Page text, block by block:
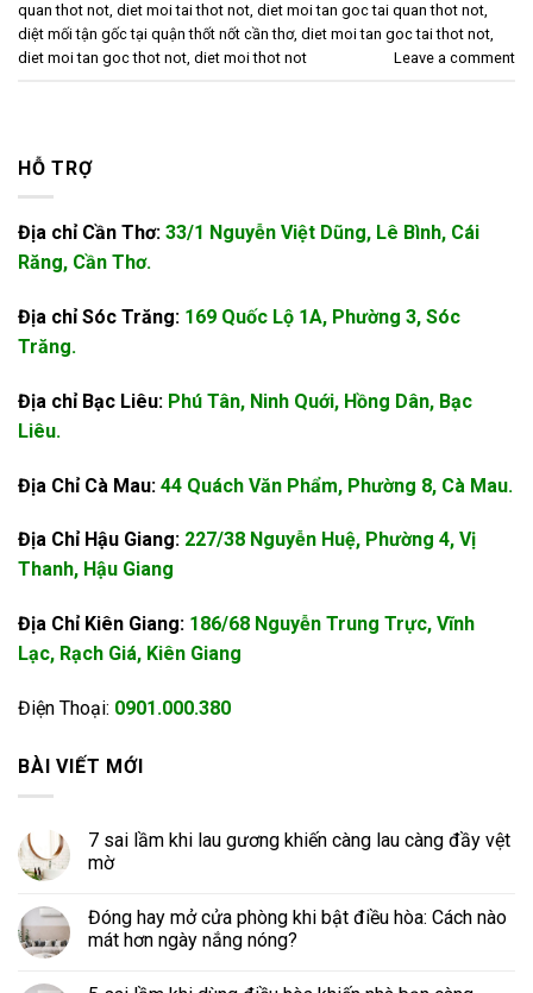
quan thot not, diet moi tai thot not, diet moi tan goc tai quan thot not,
diệt mối tận gốc tại quận thốt nốt cần thơ, diet moi tan goc tai thot not,
diet moi tan goc thot not, diet moi thot not Leave a comment
HỖ TRỢ
Địa chỉ Cần Thơ: 33/1 Nguyễn Việt Dũng, Lê Bình, Cái
Răng, Cần Thơ.
Địa chỉ Sóc Trăng: 169 Quốc Lộ 1A, Phường 3, Sóc
Trăng.
Địa chỉ Bạc Liêu: Phú Tân, Ninh Quới, Hồng Dân, Bạc
Liêu.
Địa Chỉ Cà Mau: 44 Quách Văn Phẩm, Phường 8, Cà Mau.
Địa Chỉ Hậu Giang: 227/38 Nguyễn Huệ, Phường 4, Vị
Thanh, Hậu Giang
Địa Chỉ Kiên Giang: 186/68 Nguyễn Trung Trực, Vĩnh
Lạc, Rạch Giá, Kiên Giang
Điện Thoại: 0901.000.380
BÀI VIẾT MỚI
7 sai lầm khi lau gương khiến càng lau càng đầy vệt
mờ
Đóng hay mở cửa phòng khi bật điều hòa: Cách nào
mát hơn ngày nắng nóng?